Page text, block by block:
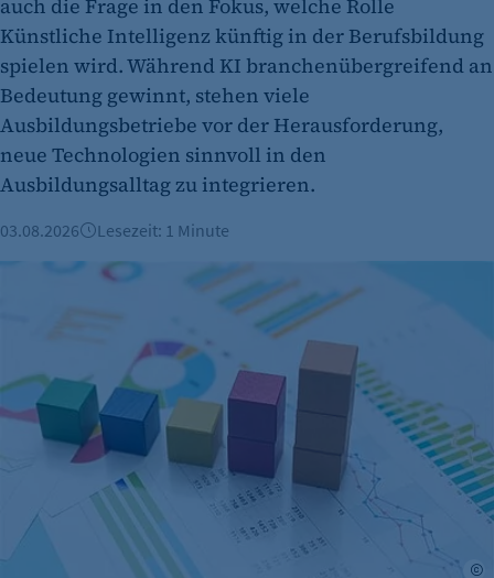
Cookie Consent
Name:
cookie_consent
Zweck:
Dieser Cookie speichert die ausgewählten
Einverständnis-Optionen des Benutzers
Cookie Laufzeit:
etracker Analytics
auch die Frage in den Fokus, welche Rolle
Künstliche Intelligenz künftig in der Berufsbildung
spielen wird. Während KI branchenübergreifend an
Bedeutung gewinnt, stehen viele
Ausbildungsbetriebe vor der Herausforderung,
neue Technologien sinnvoll in den
Ausbildungsalltag zu integrieren.
03.08.2026 Lesezeit: 1 Minute
Mehr Arbeitslose in Berlin - Noch viele offene